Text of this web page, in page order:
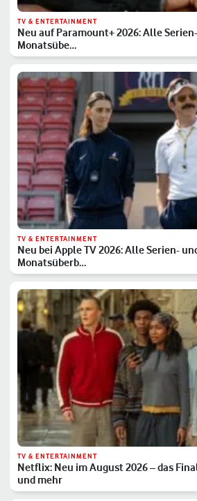
TV & ENTERTAINMENT
Neu auf Paramount+ 2026: Alle
Monatsübe…
TV & ENTERTAINMENT
Neu bei Apple TV 2026: Alle Serien-
Monatsüberb…
TV & ENTERTAINMENT
Netflix: Neu im August 2026 – das
und mehr